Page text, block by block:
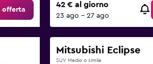
offerta
42 € al giorno
23 ago - 27 ago
Mitsubishi Eclipse
SUV Medio o simile